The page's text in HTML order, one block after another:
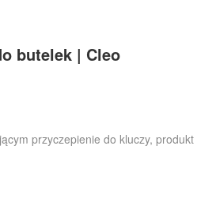
butelek | Cleo
przyczepienie do kluczy, produkt